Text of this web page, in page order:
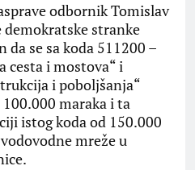
odbornik Tomislav
stranke
se sa koda 511200 –
cesta i mostova“ i
i poboljšanja“
maraka i ta
istog koda od 150.000
mreže u